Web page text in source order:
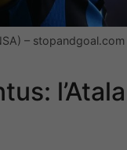
– stopandgoal.com